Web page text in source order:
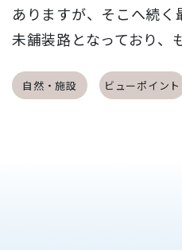
ありますが、そこへ続
未舗装路となっており、
自然・施設 ビューポイント